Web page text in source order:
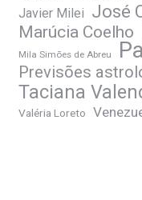
Javier Milei José
Marúcia Coelho
Mila Simões de Abreu
Previsões
Taciana
Valéria Loreto